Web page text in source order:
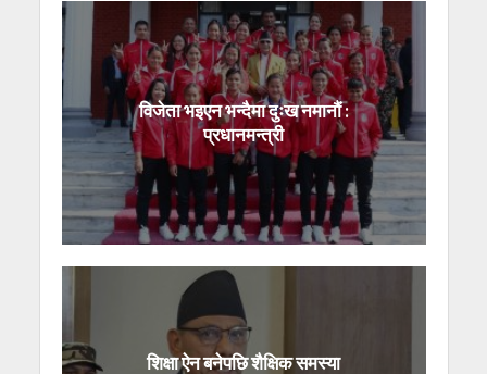
विजेता भइएन भन्दैमा दुःख नमानौं :
प्रधानमन्त्री
शिक्षा ऐन बनेपछि शैक्षिक समस्या